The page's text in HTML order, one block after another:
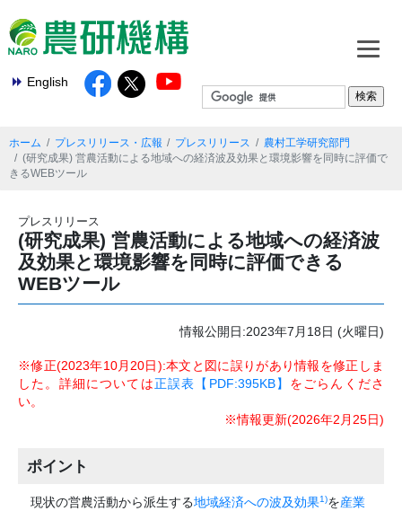
English
ホーム プレスリリース・広報 プレスリリース
農村工学研究部門
(研究成果) 営農活動による地域への経済波及効果と環境影響を同時に評価で
きるWEBツール
プレスリリース
(研究成果) 営農活動による地域への経済波
及効果と環境影響を同時に評価できる
WEBツール
情報公開日:2023年7月18日 (火曜日)
※修正(2023年10月20日):本文と図に誤りがあり情報を修正しま
した。詳細については正誤表【PDF:395KB】 をごらんくださ
い。
※情報更新(2026年2月25日)
ポイント
現状の営農活動から派生する地域経済への波及効果1)を産業